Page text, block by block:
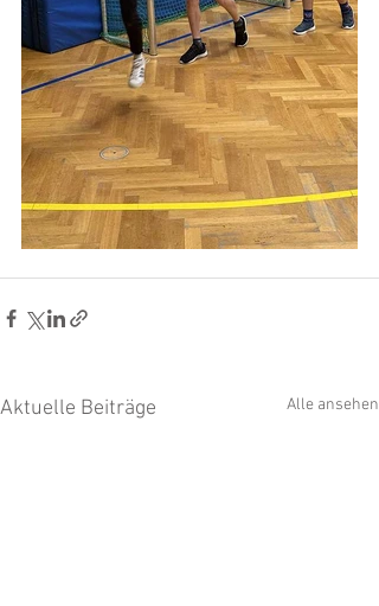
Aktuelle Beiträge Alle ansehen